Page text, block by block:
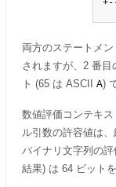
両方のステートメ
されますが、2 番
ト (65 は ASCII A)
数値評価コンテキ
ル引数の許容値は
バイナリ文字列の
結果) は 64 ビット